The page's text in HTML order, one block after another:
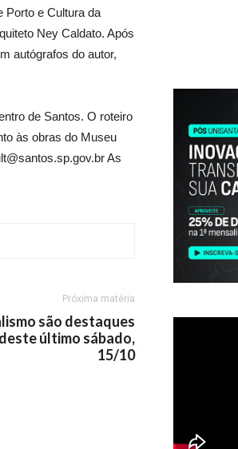
Porto e Cultura da
Ney Caldato. Após
autógrafos do autor,
de Santos. O roteiro
às obras do Museu
As
Próxima matéria
são destaques
último sábado,
15/10